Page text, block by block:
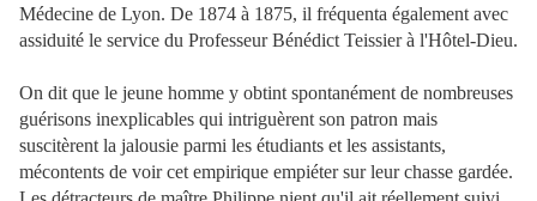
Médecine de Lyon. De 1874 à 1875, il fréquenta également avec
assiduité le service du Professeur Bénédict Teissier à l'Hôtel-Dieu.
On dit que le jeune homme y obtint spontanément de nombreuses
guérisons inexplicables qui intriguèrent son patron mais
suscitèrent la jalousie parmi les étudiants et les assistants,
mécontents de voir cet empirique empiéter sur leur chasse gardée.